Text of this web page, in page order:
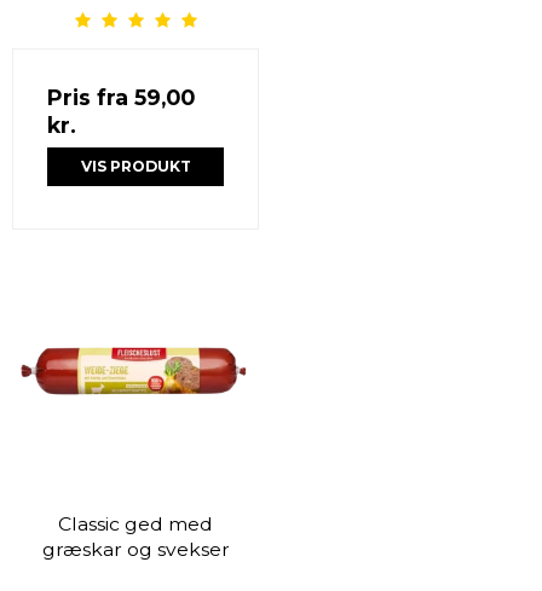
Pris fra 59,00
kr.
VIS PRODUKT
Classic ged med
græskar og svekser